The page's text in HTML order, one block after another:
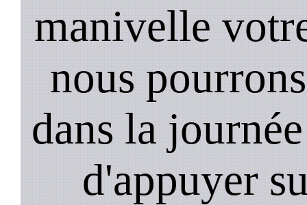
manivelle
nous
dans la
d'appuyer